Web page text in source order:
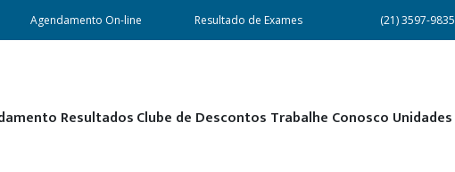
Agendamento On-line Resultado de Exames (21) 3597-9835
ResultadosClube de Descontos Trabalhe Conosco Unidades